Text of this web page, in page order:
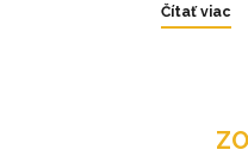
Čítať viac